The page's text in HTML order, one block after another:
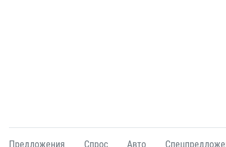
Предложения Спрос Авто